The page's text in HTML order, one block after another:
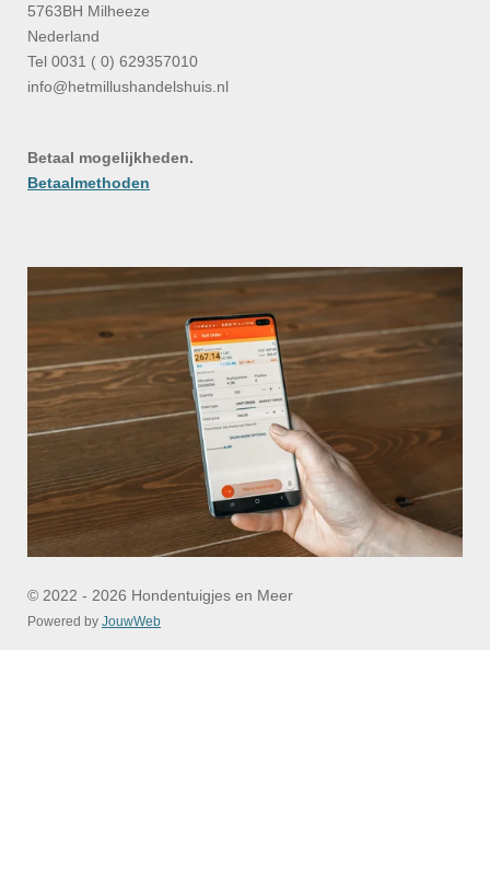
5763BH Milheeze
Nederland
Tel 0031 ( 0) 629357010
info@hetmillushandelshuis.nl
Betaal mogelijkheden.
Betaalmethoden
© 2022 - 2026 Hondentuigjes en Meer
Powered by JouwWeb